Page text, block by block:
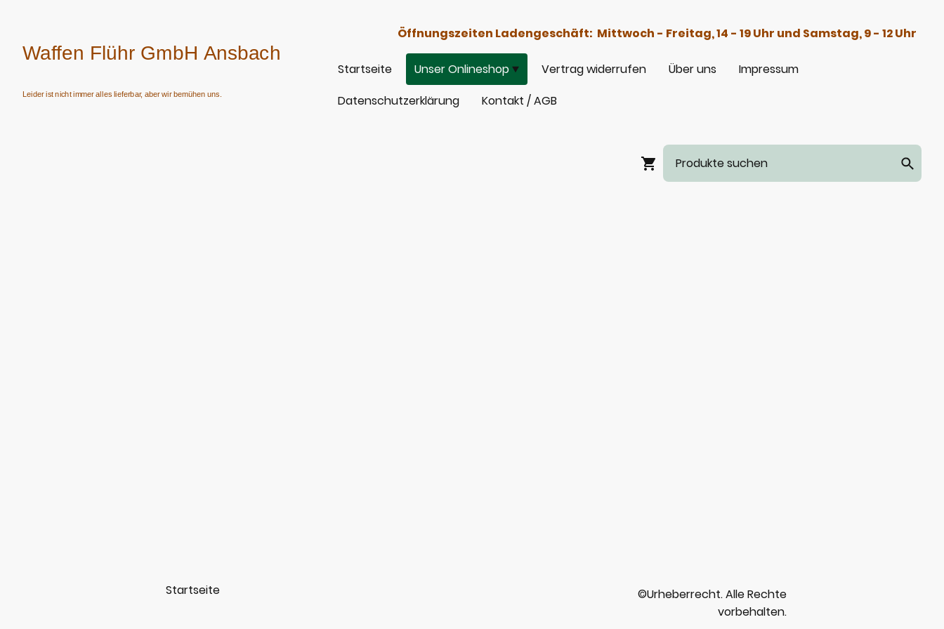
Waffen Flühr GmbH Ansbach
Leider ist nicht immer alles lieferbar, aber wir bemühen uns.
Öffnungszeiten Ladengeschäft: Mittwoch - Freitag, 14 - 19 Uhr und Samstag, 9 - 12 Uhr
Startseite Unser Onlineshop Vertrag widerrufen Über uns
Impressum
Datenschutzerklärung
Kontakt / AGB
Startseite
©Urheberrecht. Alle Rechte
vorbehalten.